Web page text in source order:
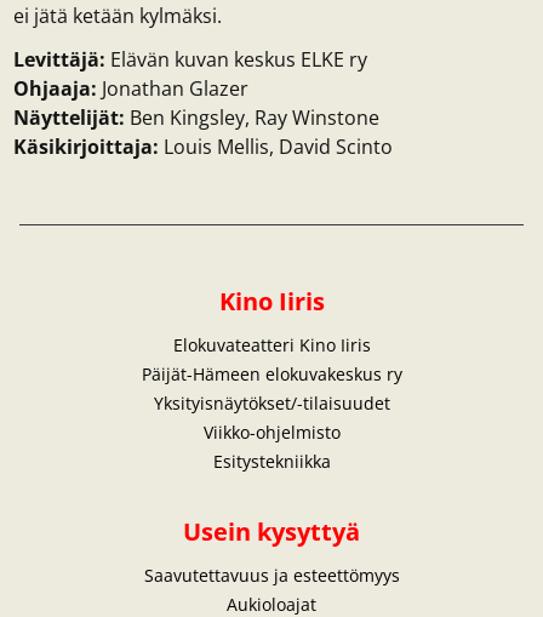
ei jätä ketään kylmäksi.
Levittäjä: Elävän kuvan keskus ELKE ry
Ohjaaja: Jonathan Glazer
Näyttelijät: Ben Kingsley, Ray Winstone
Käsikirjoittaja: Louis Mellis, David Scinto
Kino Iiris
Elokuvateatteri Kino Iiris
Päijät-Hämeen elokuvakeskus ry
Yksityisnäytökset/-tilaisuudet
Viikko-ohjelmisto
Esitystekniikka
Usein kysyttyä
Saavutettavuus ja esteettömyys
Aukioloajat